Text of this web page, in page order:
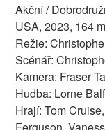
Akční /
USA, 2023, 164
Režie:
Scénář:
Kamera: Fraser
Hudba: Lorne
Hrají: Tom
Ferguson,